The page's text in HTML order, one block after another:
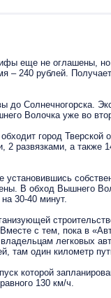
еще не оглашены,
240 рублей.
Солнечногорска.
Волочка уже во
город Тверской
2 развязками, а
В обход Вышнего
30-40 минут.
с тем, пока в
легковых
там один километр
которой
130 км/ч.